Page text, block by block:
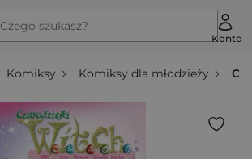
Czego szukasz?
Konto
Komiksy Komiksy dla młodzieży